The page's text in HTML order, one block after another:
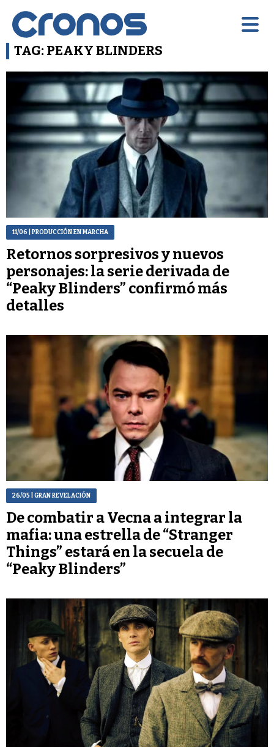
TAG: PEAKY BLINDERS
11/06 | PRODUCCIÓN EN MARCHA
Retornos sorpresivos y nuevos
personajes: la serie derivada de
“Peaky Blinders” confirmó más
detalles
26/05 | GRAN REVELACIÓN
De combatir a Vecna a integrar la
mafia: una estrella de “Stranger
Things” estará en la secuela de
“Peaky Blinders”